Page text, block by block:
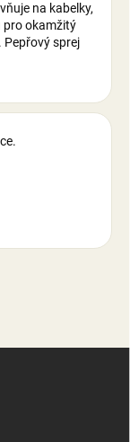
na kabelky,
pro okamžitý
sprej